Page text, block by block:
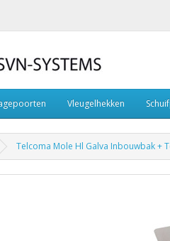
Vleugelhekken
Telcoma Mole Hl Galva Inbouwbak +